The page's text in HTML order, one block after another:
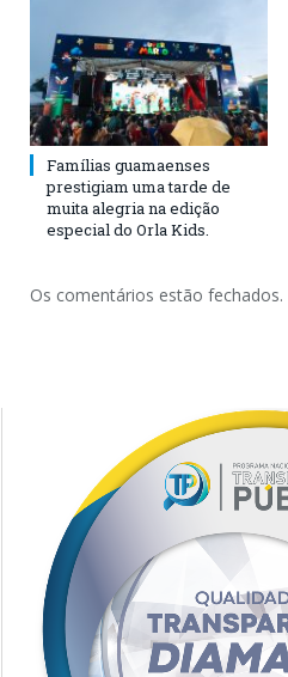
Famílias guamaenses
prestigiam uma tarde de
muita alegria na edição
especial do Orla Kids.
Os comentários estão fechados.